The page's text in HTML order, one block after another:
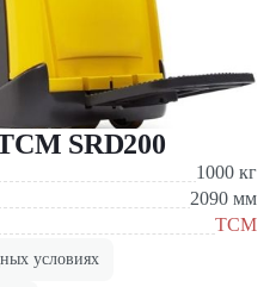
SRD200
1000 кг
2090 мм
TCM
условиях